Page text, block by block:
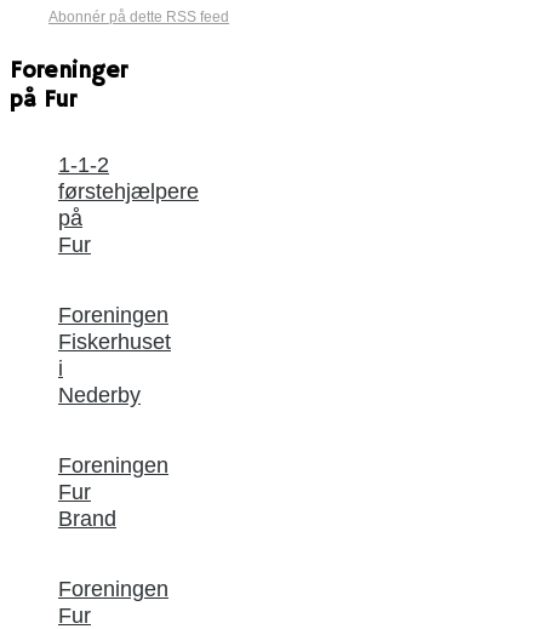
Abonnér på dette RSS feed
Foreninger
på Fur
1-1-2
førstehjælpere
på
Fur
Foreningen
Fiskerhuset
i
Nederby
Foreningen
Fur
Brand
Foreningen
Fur